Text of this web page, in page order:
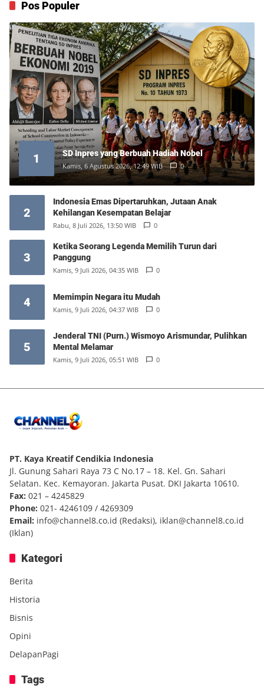
Pos Populer
1 SD Inpres yang Berbuah Hadiah Nobel
Kamis, 6 Agustus 2026, 12:49 WIB 0
2
Indonesia Emas Dipertaruhkan, Jutaan Anak
Kehilangan Kesempatan Belajar
Rabu, 8 Juli 2026, 13:50 WIB 0
3
Ketika Seorang Legenda Memilih Turun dari
Panggung
Kamis, 9 Juli 2026, 04:35 WIB 0
4 Memimpin Negara itu Mudah
Kamis, 9 Juli 2026, 04:37 WIB 0
5
Jenderal TNI (Purn.) Wismoyo Arismundar, Pulihkan
Mental Melamar
Kamis, 9 Juli 2026, 05:51 WIB 0
PT. Kaya Kreatif Cendikia Indonesia
Jl. Gunung Sahari Raya 73 C No.17 – 18. Kel. Gn. Sahari
Selatan. Kec. Kemayoran. Jakarta Pusat. DKI Jakarta 10610.
Fax: 021 – 4245829
Phone: 021- 4246109 / 4269309
Email: info@channel8.co.id (Redaksi), iklan@channel8.co.id
(Iklan)
Kategori
Berita
Historia
Bisnis
Opini
DelapanPagi
Tags